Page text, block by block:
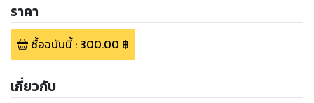
ราคา
ซื้อฉบับนี้: 300.00 ฿
เกี่ยวกับ